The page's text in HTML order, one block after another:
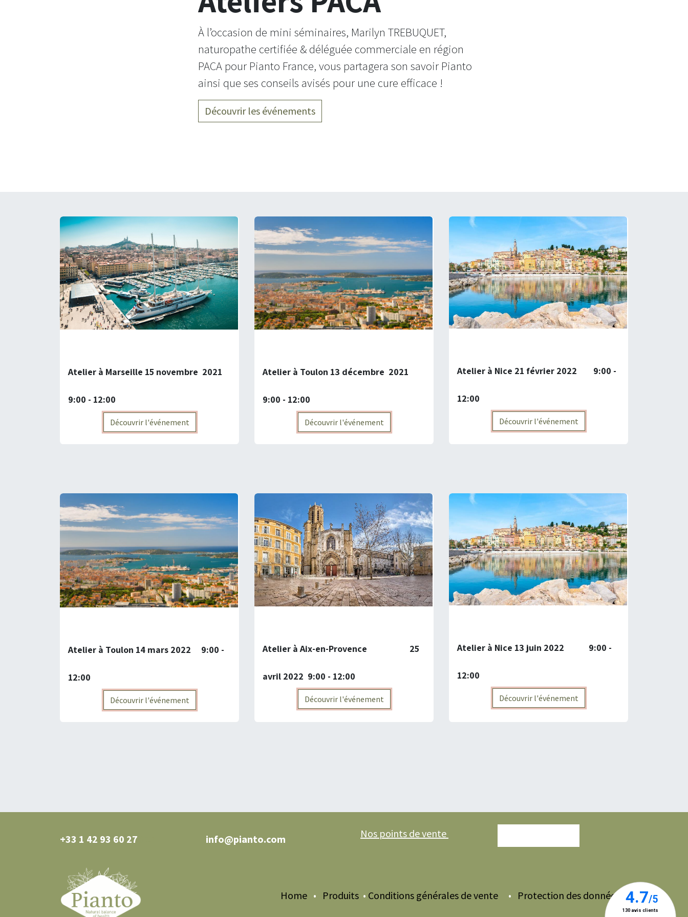
À l’occasion de mini séminaires, Marilyn TREBUQUET,
naturopathe certifiée & déléguée commerciale en région
PACA pour Pianto France, vous partagera son savoir Pianto
ainsi que ses conseils avisés pour une cure efficace !
Découvrir les événements
Atelier à Marseille 15 novembre 2021
9:00 - 12:00
Découvrir l'événement
Atelier à Toulon 13 décembre 2021
9:00 - 12:00
Découvrir l'événement
Atelier à Nice 21 février 2022 9:00 -
12:00
Découvrir l'événement
Atelier à Toulon 14 mars 2022 9:00 -
12:00
Découvrir l'événement
Atelier à Aix-en-Provence 25
avril 2022 9:00 - 12:00
Découvrir l'événement
Atelier à Nice 13 juin 2022 9:00 -
12:00
Découvrir l'événement
+33 1 42 93 60 27 info@pianto.com Nos points de vente
Home • Produits • Conditions générales de vente • Protection des données